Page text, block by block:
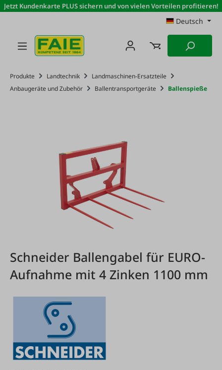
Zum Hauptinhalt springen
Jetzt Kundenkarte PLUS sichern und von vielen Vorteilen profitieren!
Deutsch
Produkte Landtechnik
Landmaschinen-Ersatzteile
Anbaugeräte und Zubehör
Ballentransportgeräte Ballenspieße
Schneider Ballengabel für EURO-
Aufnahme mit 4 Zinken 1100 mm